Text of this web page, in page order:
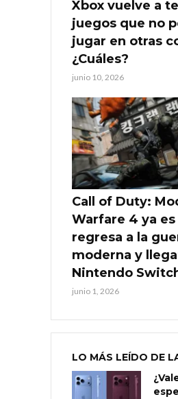
Xbox vuelve a
juegos que no
jugar en otras
¿Cuáles?
junio 10, 2026
Call of Duty:
Warfare 4 ya
regresa a la
moderna y
Nintendo
junio 1, 2026
LO MÁS LEÍDO DE